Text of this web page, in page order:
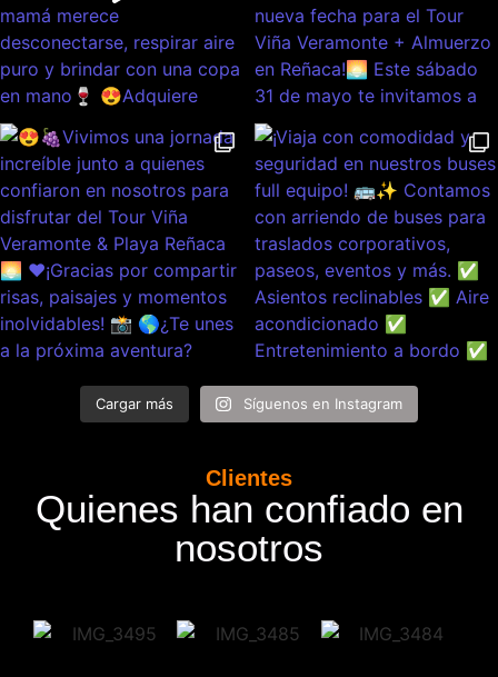
Cargar más Síguenos en Instagram
Clientes
Quienes han confiado en
nosotros